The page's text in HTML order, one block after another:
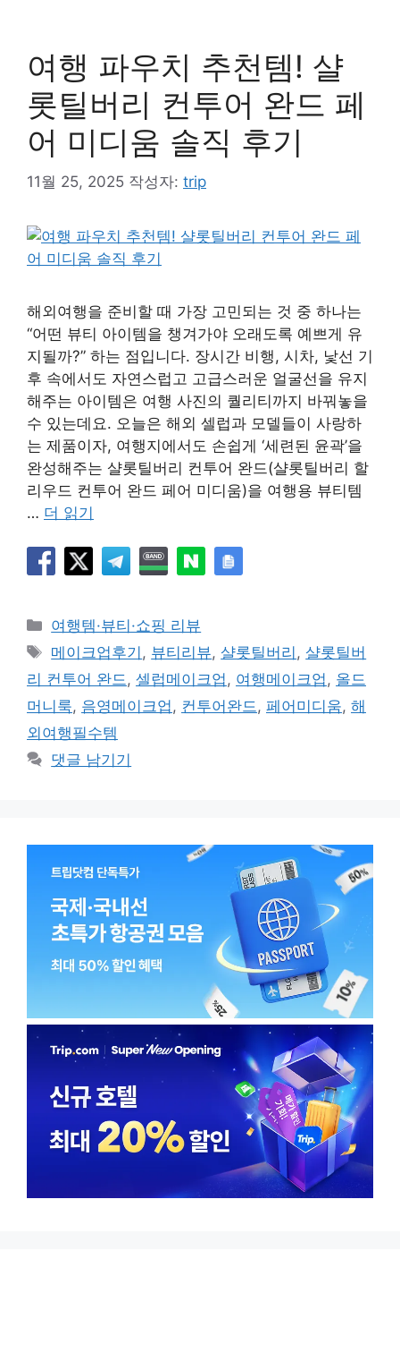
여행 파우치 추천템! 샬
롯틸버리 컨투어 완드 페
어 미디움 솔직 후기
11월 25, 2025 작성자: trip
해외여행을 준비할 때 가장 고민되는 것 중 하나는
“어떤 뷰티 아이템을 챙겨가야 오래도록 예쁘게 유
지될까?” 하는 점입니다. 장시간 비행, 시차, 낯선 기
후 속에서도 자연스럽고 고급스러운 얼굴선을 유지
해주는 아이템은 여행 사진의 퀄리티까지 바꿔놓을
수 있는데요. 오늘은 해외 셀럽과 모델들이 사랑하
는 제품이자, 여행지에서도 손쉽게 ‘세련된 윤곽’을
완성해주는 샬롯틸버리 컨투어 완드(샬롯틸버리 할
리우드 컨투어 완드 페어 미디움)을 여행용 뷰티템
… 더 읽기
카
테
리
여행템·뷰티·쇼핑 리뷰
태
그
메이크업후기 , 뷰티리뷰,샬롯틸버리 ,샬롯틸버
리 컨투어 완드, 셀럽메이크업, 여행메이크업, 올드
머니룩, 음영메이크업, 컨투어완드, 페어미디움, 해
외여행필수템
댓글 남기기